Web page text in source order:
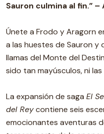
Sauron culmina al fin.”
Únete a Frodo y Aragorn
a las huestes de Sauron y
llamas del Monte del
sido tan mayúsculos, ni
La expansión de saga El
del Reycontiene seis
emocionantes aventuras